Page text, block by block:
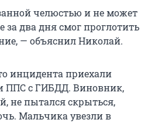
челюстью и не может
за два дня смог проглотить
— объяснил Николай.
инцидента приехали
ППС с ГИБДД. Виновник,
не пытался скрыться,
Мальчика увезли в